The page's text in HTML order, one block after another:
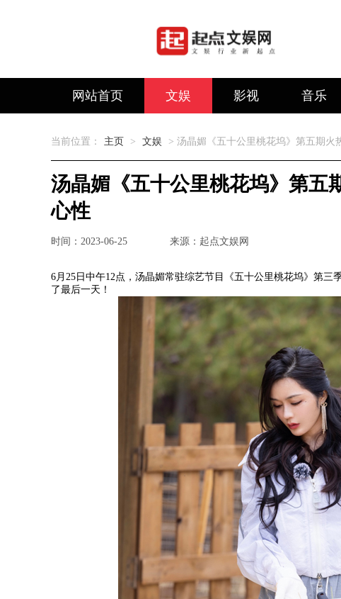
网站首页 文娱 影视 音乐
当前位置： 主页 > 文娱 > 汤晶媚《五十公里桃花坞》第五期火
汤晶媚《五十公里桃花坞》第五
心性
时间：2023-06-25 来源：起点文娱网
6月25日中午12点，汤晶媚常驻综艺节目《五十公里桃花坞》第
了最后一天！